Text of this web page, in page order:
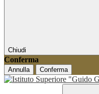
Chiudi
Conferma
Annulla Conferma